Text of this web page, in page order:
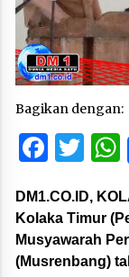
Bagikan dengan:
DM1.CO.ID,
Kolaka Timur
Musyawarah
(Musrenbang)